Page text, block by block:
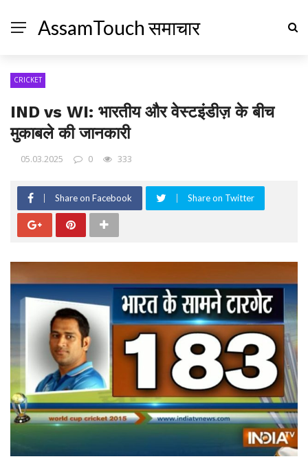
AssamTouch समाचार
CRICKET
IND vs WI: भारतीय और वेस्टइंडीज़ के बीच
मुकाबले की जानकारी
05.03.2025 0 333
Share on Facebook Share on Twitter